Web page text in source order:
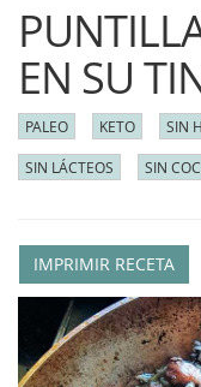
EN SU
PALEO KETO SIN
SIN LÁCTEOS SIN
IMPRIMIR RECETA